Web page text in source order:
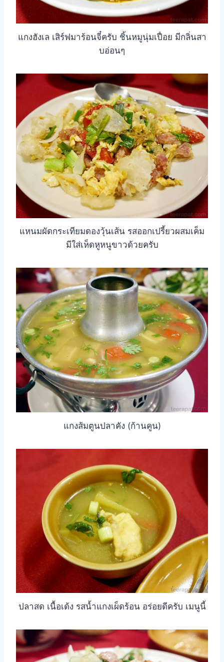
แกงฮังเล เสิร์ฟมาร้อนจี๋ครับ ชิ้นหมูนุ่มเปื่อย มีกลิ่นสา
บอ่อนๆ
แหนมผัดกระเทียมดองวุ้นเส้น รสออกเปรี้ยวผสมเค็ม
มีใส่เห็ดหูหนูขาวด้วยครับ
แกงส้มตูนปลาคัง (ก้านคูน)
ปลาสด เนื้อเด้ง รสน้ำแกงเผ็ดร้อน อร่อยดีครับ เมนูนี้